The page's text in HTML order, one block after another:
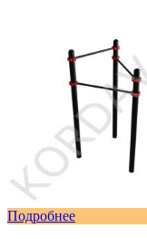
Подробнее